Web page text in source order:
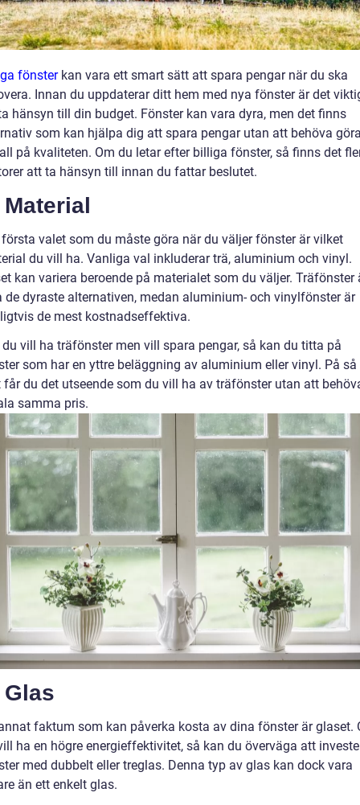
fönsterkan vara ett smart sätt att spara pengar när du ska
Innan du uppdaterar ditt hem med nya fönster är det
hänsyn till din budget. Fönster kan vara dyra, men det finns
som kan hjälpa dig att spara pengar utan att behöva
på kvaliteten. Om du letar efter billiga fönster, så finns det
att ta hänsyn till innan du fattar beslutet.
Material
valet som du måste göra när du väljer fönster är vilket
du vill ha. Vanliga val inkluderar trä, aluminium och vinyl.
kan variera beroende på materialet som du väljer. Träfönster
de dyraste alternativen, medan aluminium- och vinylfönster är
de mest kostnadseffektiva.
du vill ha träfönster men vill spara pengar, så kan du titta på
som har en yttre beläggning av aluminium eller vinyl. På så
får du det utseende som du vill ha av träfönster utan att
samma pris.
Glas
faktum som kan påverka kosta av dina fönster är glaset.
ha en högre energieffektivitet, så kan du överväga att
med dubbelt eller treglas. Denna typ av glas kan dock vara
än ett enkelt glas.